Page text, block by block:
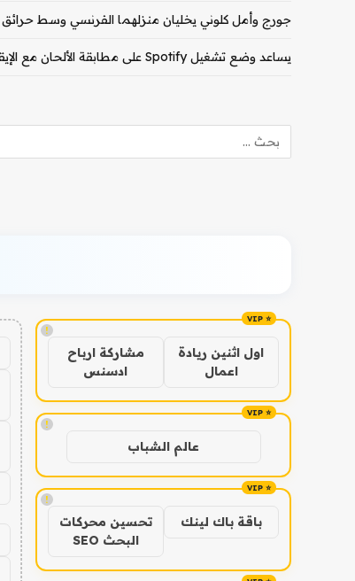
جورج وأمل كلوني يخليان منزلهما الفرنسي وسط حرائق
يساعد وضع تشغيل Spotify على مطابقة الألحان مع الإيقاع
!
اول اثنين ريادة
اعمال
مشاركة ارباح
ادسنس
!
عالم الشباب
!
باقة باك لينك
تحسين محركات
البحث SEO